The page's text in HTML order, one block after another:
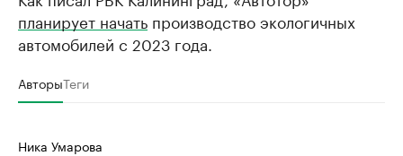
планирует начать производство экологичных
автомобилей с 2023 года.
АвторыТеги
Ника Умарова